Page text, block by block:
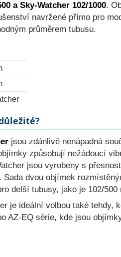
a Sky-Watcher 102/1000.
navržené přímo pro
průměrem tubusu.
jsou zdánlivě nenápadná
způsobují nežádoucí
jsou vyrobeny s
dvou objímek
delší tubusy, jako je 102/
je ideální volbou také
AZ-EQ série, kde jsou